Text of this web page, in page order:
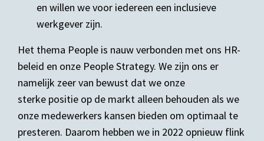
en willen we voor iedereen een inclusieve
werkgever zijn.
Het thema People is nauw verbonden met ons HR-
beleid en onze People Strategy. We zijn ons er
namelijk zeer van bewust dat we onze
sterke positie op de markt alleen behouden als we
onze medewerkers kansen bieden om optimaal te
presteren. Daarom hebben we in 2022 opnieuw flink